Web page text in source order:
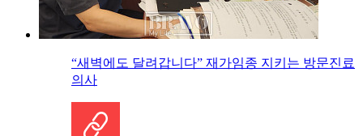
“새벽에도 달려갑니다” 재가임종 지키는 방문진료
의사